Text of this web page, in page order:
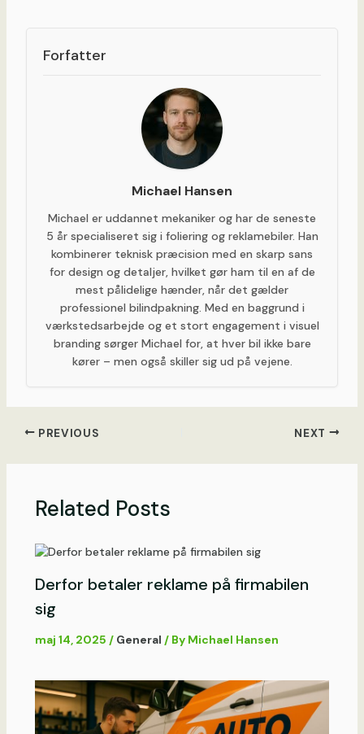
Forfatter
Michael Hansen
Michael er uddannet mekaniker og har de seneste
5 år specialiseret sig i foliering og reklamebiler. Han
kombinerer teknisk præcision med en skarp sans
for design og detaljer, hvilket gør ham til en af de
mest pålidelige hænder, når det gælder
professionel bilindpakning. Med en baggrund i
værkstedsarbejde og et stort engagement i visuel
branding sørger Michael for, at hver bil ikke bare
kører – men også skiller sig ud på vejene.
PREVIOUS NEXT
Related Posts
Derfor betaler reklame på firmabilen
sig
maj 14, 2025 / General / By Michael Hansen